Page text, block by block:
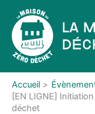
contenu
La
Accueil
[EN LIGNE]
déchet